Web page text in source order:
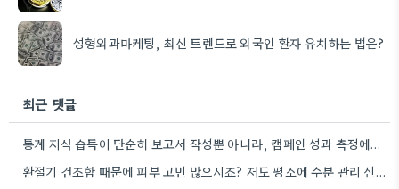
성형외과마케팅, 최신 트렌드로 외국인 환자 유치하는 법은?
최근 댓글
통계 지식 습득이 단순히 보고서 작성뿐 아니라, 캠페인 성과 측정에도 도움이 된다니 흥미롭네요.
환절기 건조함 때문에 피부 고민 많으시죠? 저도 평소에 수분 관리 신경 쓰느라 시간 오래 뺏깁니다.